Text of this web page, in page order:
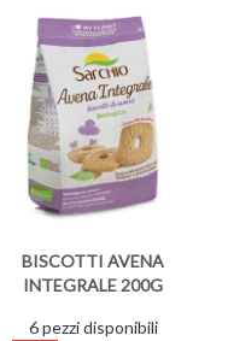
BISCOTTI AVENA
INTEGRALE 200G
6 pezzi disponibili